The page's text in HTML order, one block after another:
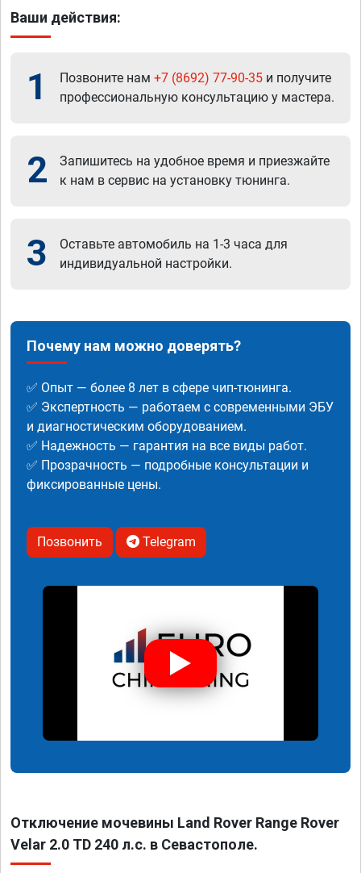
Ваши действия:
1 Позвоните нам +7 (8692) 77-90-35 и получите
профессиональную консультацию у мастера.
2
Запишитесь на удобное время и приезжайте
к нам в сервис на установку тюнинга.
3
Оставьте автомобиль на 1-3 часа для
индивидуальной настройки.
Почему нам можно доверять?
✅ Опыт — более 8 лет в сфере чип-тюнинга.
✅ Экспертность — работаем с современными ЭБУ
и диагностическим оборудованием.
✅ Надежность — гарантия на все виды работ.
✅ Прозрачность — подробные консультации и
фиксированные цены.
Позвонить Telegram
Отключение мочевины Land Rover Range Rover
Velar 2.0 TD 240 л.с. в Севастополе.